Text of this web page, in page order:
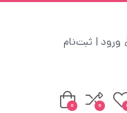
ورود | ثبت‌نام
0
0